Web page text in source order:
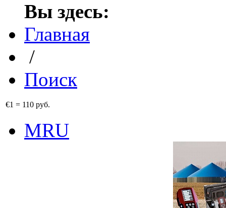
Вы здесь:
Главная
/
Поиск
€1 = 110 руб.
MRU